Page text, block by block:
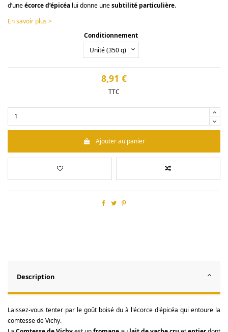
d’uneécorce d’épicéa lui donne unesubtilité particulière.
En savoir plus >
Conditionnement
8,91 €
TTC
Ajouter au panier
Description
Laissez-vous tenter par le goût boisé du à l'écorce d'épicéa qui entoure la
comtesse de Vichy.